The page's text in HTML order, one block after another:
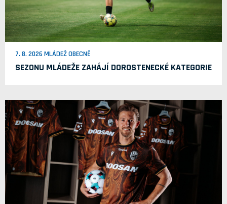
7. 8. 2026 MLÁDEŽ OBECNĚ
SEZONU MLÁDEŽE ZAHÁJÍ DOROSTENECKÉ KATEGORIE